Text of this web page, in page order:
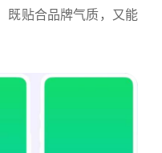
既贴合品牌气质，又能